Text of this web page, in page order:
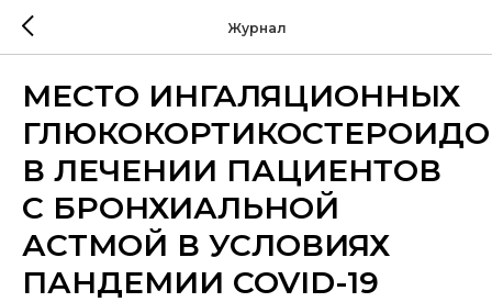
Журнал
МЕСТО ИНГАЛЯЦИОННЫХ
В ЛЕЧЕНИИ ПАЦИЕНТОВ
С БРОНХИАЛЬНОЙ
АСТМОЙ В УСЛОВИЯХ
ПАНДЕМИИ COVID-19